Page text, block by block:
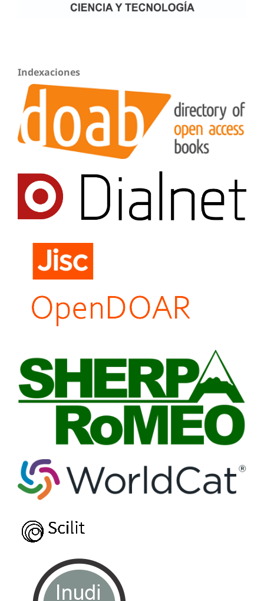
Indexaciones